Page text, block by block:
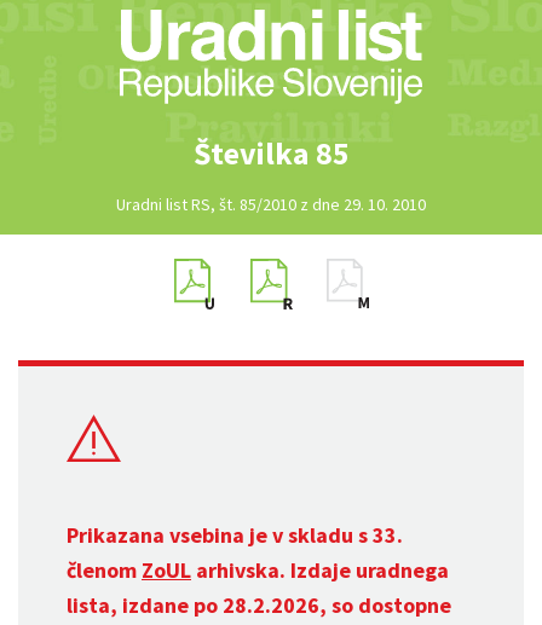
Številka 85
Uradni list RS, št. 85/2010 z dne 29. 10. 2010
Prikazana vsebina je v skladu s 33.
členom ZoUL arhivska. Izdaje uradnega
lista, izdane po 28.2.2026, so dostopne